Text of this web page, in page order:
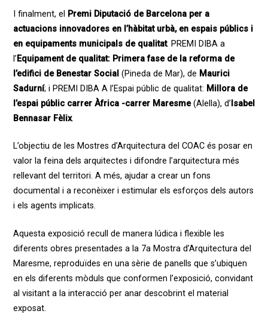
I finalment, el
Premi Diputació de Barcelona per a
actuacions innovadores en l’hàbitat urbà, en espais públics i
en equipaments municipals de qualitat. PREMI DIBA a
l’ Equipament de qualitat: Primera fase de la reforma de
l’edifici de Benestar Social (Pineda de Mar), de Maurici
Sadurní; i PREMI DIBA A l’Espai públic de qualitat: Millora de
l’espai públic carrer Àfrica -carrer Maresme(Alella), d’ Isabel
Bennasar Fèlix.
L’objectiu de les Mostres d’Arquitectura del COAC és posar en
valor la feina dels arquitectes i difondre l’arquitectura més
rellevant del territori. A més, ajudar a crear un fons
documental i a reconèixer i estimular els esforços dels autors
i els agents implicats.
Aquesta exposició recull de manera lúdica i flexible les
diferents obres presentades a la 7a Mostra d’Arquitectura del
Maresme, reproduïdes en una sèrie de panells que s’ubiquen
en els diferents mòduls que conformen l’exposició, convidant
al visitant a la interacció per anar descobrint el material
exposat.